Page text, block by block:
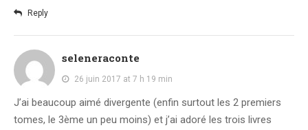
Reply
seleneraconte
26 juin 2017 at 7 h 19 min
J’ai beaucoup aimé divergente (enfin surtout les 2 premiers
tomes, le 3ème un peu moins) et j’ai adoré les trois livres